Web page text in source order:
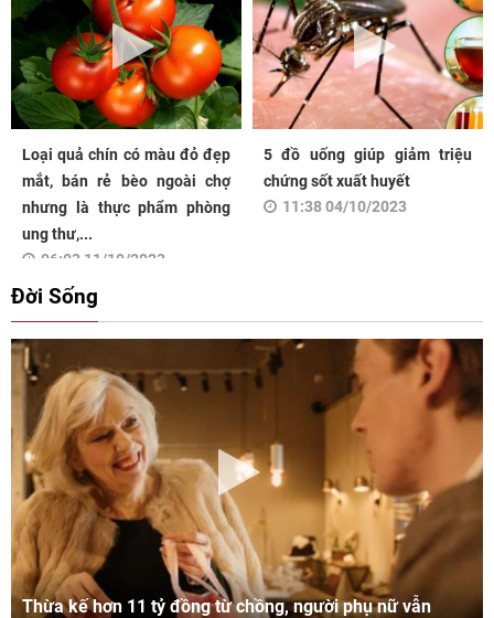
Loại quả chín có màu đỏ đẹp
mắt, bán rẻ bèo ngoài chợ
nhưng là thực phẩm phòng
ung thư,...
06:03 11/10/2023
5 đồ uống giúp giảm triệu
chứng sốt xuất huyết
11:38 04/10/2023
Đời Sống
Thừa kế hơn 11 tỷ đồng từ chồng, người phụ nữ vẫn